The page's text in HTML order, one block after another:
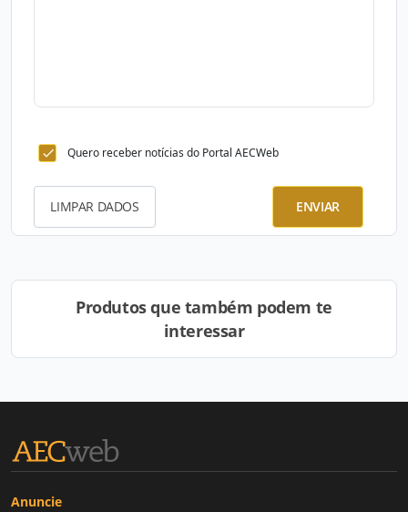
Quero receber notícias do Portal AECWeb
LIMPAR DADOS ENVIAR
Produtos que também podem te
interessar
Anuncie